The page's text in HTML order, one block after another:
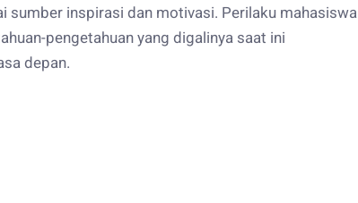
sumber inspirasi dan motivasi. Perilaku mahasiswa
pengetahuan yang digalinya saat ini
depan.